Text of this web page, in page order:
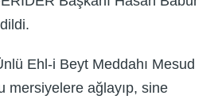
Ehl-i Beyt Meddahı Mesud
mersiyelere ağlayıp, sine